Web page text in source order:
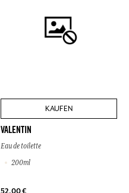
KAUFEN
VALENTIN
Eau de toilette
200ml
52,00 €